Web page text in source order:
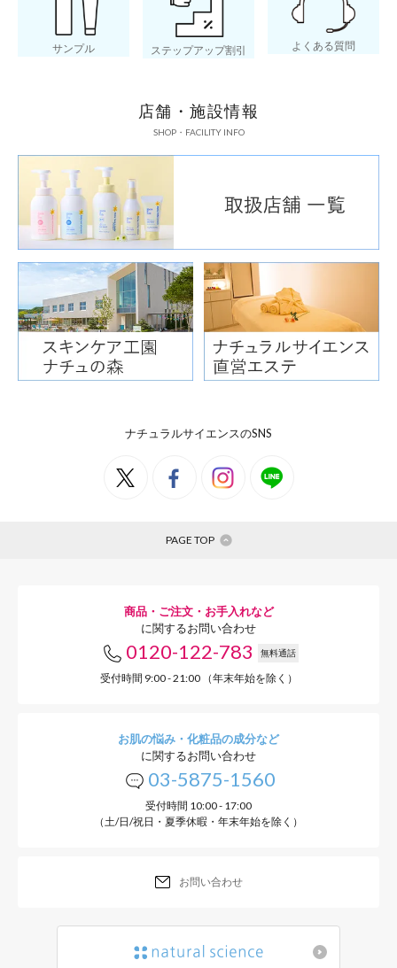
（2015年3月、ナチュラルサイ
塗り方のポイント
肌は拭いたり洗ったりするたび
リームでのこまめなケアが、手
基本の塗り方
サンプル ステップアップ割引 よくある質問
店舗・施設情報
SHOP・FACILITY INFO
ナチュラルサイエンスのSNS
PAGE TOP
商品・ご注文・お手入れなど
に関するお問い合わせ
0120-122-783 無料通話
受付時間 9:00 - 21:00 （年末年始を除く）
お肌の悩み・化粧品の成分など
に関するお問い合わせ
03-5875-1560
受付時間 10:00 - 17:00
（土/日/祝日・夏季休暇・年末年始を除く）
お問い合わせ